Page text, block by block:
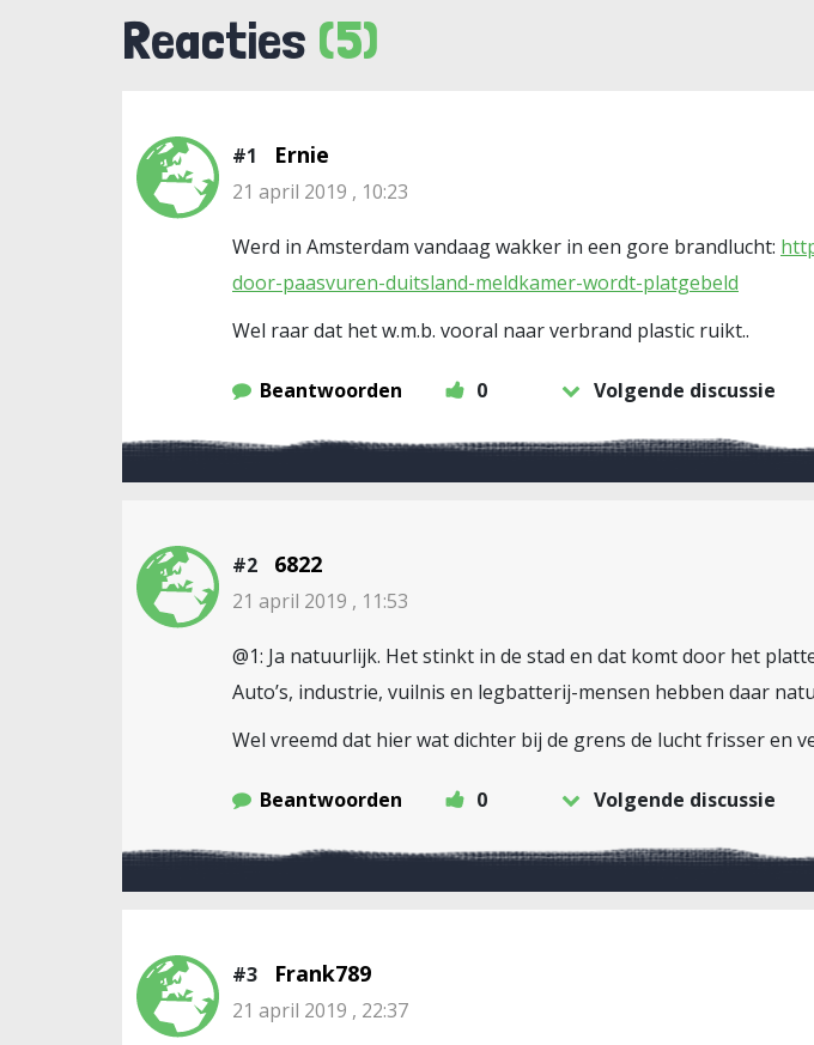
Reacties (5)
#1 Ernie
21 april 2019 , 10:23
Werd in Amsterdam vandaag wakker in een gore brandlucht:
door-paasvuren-duitsland-meldkamer-wordt-platgebeld
Wel raar dat het w.m.b. vooral naar verbrand plastic ruikt..
Beantwoorden 0 Volgende discussie
#2 6822
21 april 2019 , 11:53
@1: Ja natuurlijk. Het stinkt in de stad en dat komt door het
Auto’s, industrie, vuilnis en legbatterij-mensen hebben daar
Wel vreemd dat hier wat dichter bij de grens de lucht frisser en
Beantwoorden 0 Volgende discussie
#3 Frank789
21 april 2019 , 22:37